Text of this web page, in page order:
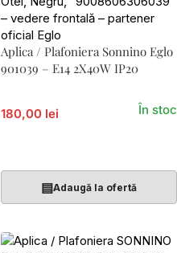
Aplica / Plafoniera Sonnino Eglo
901039 – E14 2X40W IP20
180,00 lei În stoc
▤Adaugă la ofertă